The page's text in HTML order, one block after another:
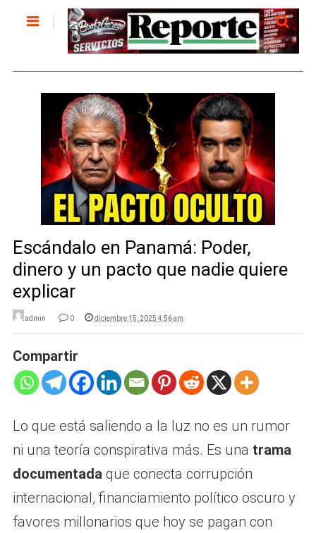
Escándalo en Panamá: Poder,
dinero y un pacto que nadie quiere
explicar
admin 0 diciembre 15, 2025 4:56 am
Compartir
Lo que está saliendo a la luz no es un rumor
ni una teoría conspirativa más. Es una trama
documentada que conecta corrupción
internacional, financiamiento político oscuro y
favores millonarios que hoy se pagan con